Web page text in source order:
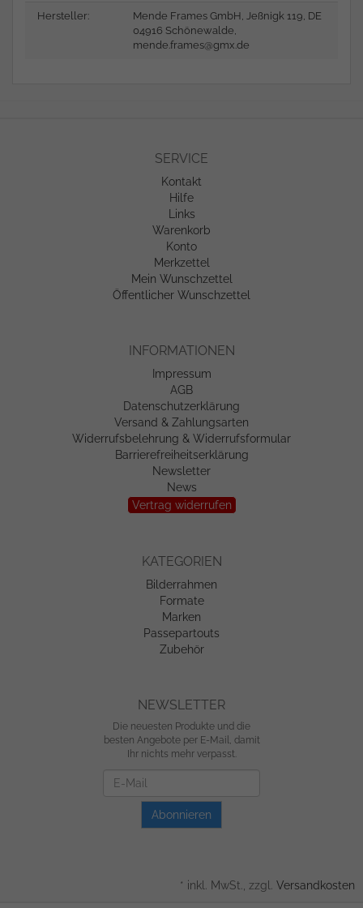
Hersteller:
Mende Frames GmbH, Jeßnigk 119, DE
04916 Schönewalde,
mende.frames@gmx.de
SERVICE
Kontakt
Hilfe
Links
Warenkorb
Konto
Merkzettel
Mein Wunschzettel
Öffentlicher Wunschzettel
INFORMATIONEN
Impressum
AGB
Datenschutzerklärung
Versand & Zahlungsarten
Widerrufsbelehrung & Widerrufsformular
Barrierefreiheitserklärung
Newsletter
News
Vertrag widerrufen
KATEGORIEN
Bilderrahmen
Formate
Marken
Passepartouts
Zubehör
NEWSLETTER
Die neuesten Produkte und die
besten Angebote per E-Mail, damit
Ihr nichts mehr verpasst.
Abonnieren
* inkl. MwSt., zzgl. Versandkosten